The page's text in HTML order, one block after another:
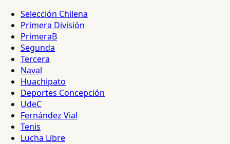
Selección Chilena
Primera División
PrimeraB
Segunda
Tercera
Naval
Huachipato
Deportes Concepción
UdeC
Fernández Vial
Tenis
Lucha Libre